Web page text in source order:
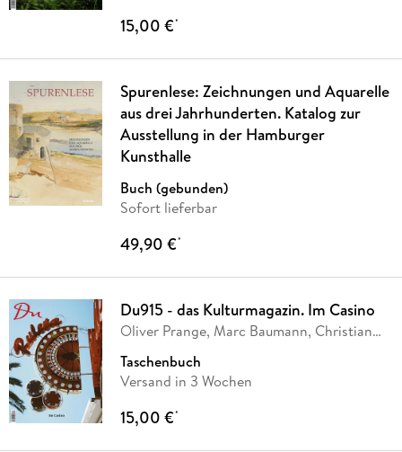
15,00 €*
Spurenlese: Zeichnungen und Aquarelle
aus drei Jahrhunderten. Katalog zur
Ausstellung in der Hamburger
Kunsthalle
Buch (gebunden)
Sofort lieferbar
49,90 €*
Du915 - das Kulturmagazin. Im Casino
Oliver Prange, Marc Baumann, Christian…
Taschenbuch
Versand in 3 Wochen
15,00 €*